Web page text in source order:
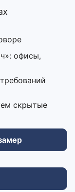
офисы,
скрытые